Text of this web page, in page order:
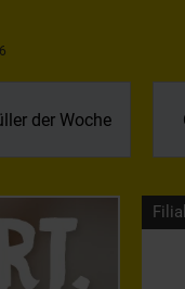
der Woche